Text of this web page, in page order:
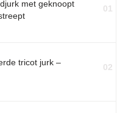
met geknoopt
01
tricot jurk –
02